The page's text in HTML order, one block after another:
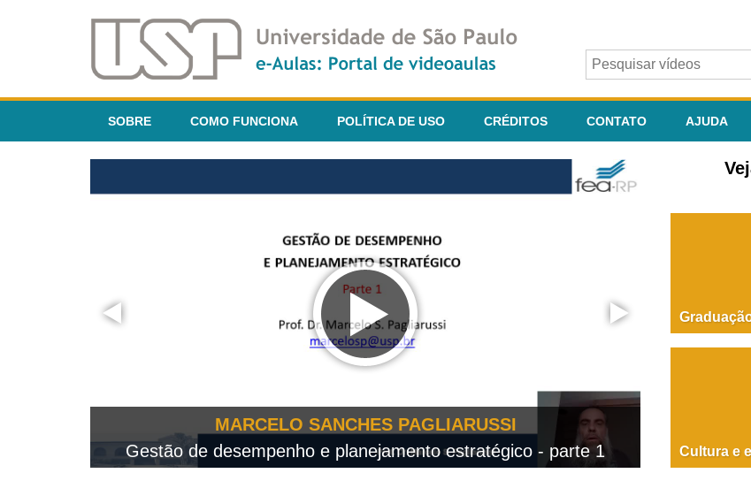
SOBRE COMO FUNCIONA POLÍTICA DE USO CRÉDITOS CONTATO AJUDA
MARCELO SANCHES PAGLIARUSSI
Gestão de desempenho e planejamento estratégico - parte 1
Cultura e